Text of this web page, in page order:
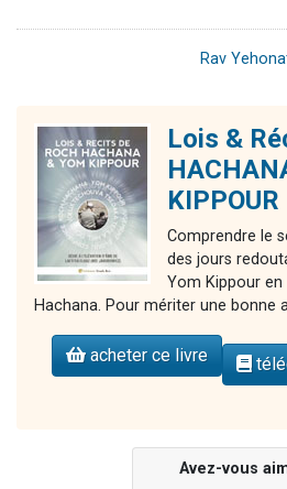
Rav
Lois &
KIPPOUR
Comprendre le
des jours
Yom Kippour
Hachana. Pour mériter une bonne
acheter ce livre
Avez-vous